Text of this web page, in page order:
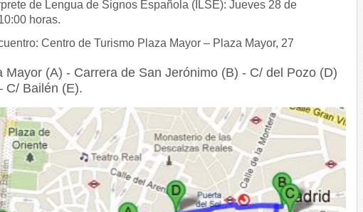
de Lengua de Signos Española (ILSE): Jueves 28 de
horas.
Centro de Turismo Plaza Mayor – Plaza Mayor, 27
Mayor (A) - Carrera de San Jerónimo (B) - C/ del Pozo (D)
C/ Bailén (E).